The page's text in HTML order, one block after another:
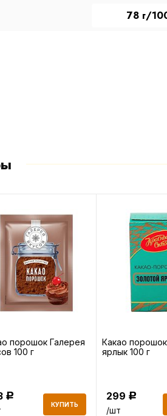
78 г/
порошок Галерея
100 г
Р
КУПИТЬ
Какао
ярлык 100 г
299 Р
/шт